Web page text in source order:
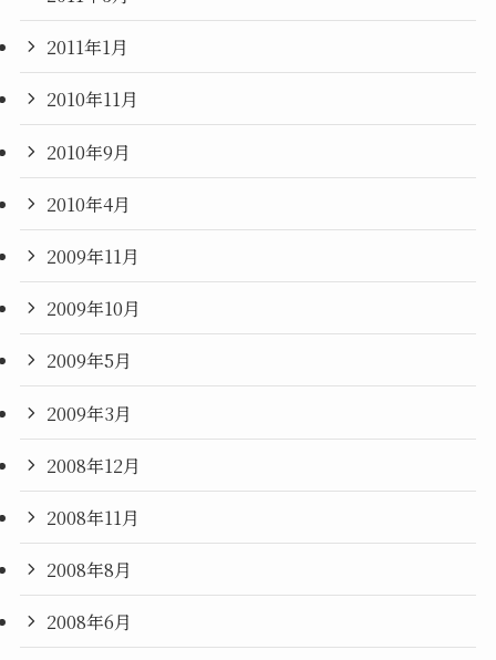
2011年1月
2010年11月
2010年9月
2010年4月
2009年11月
2009年10月
2009年5月
2009年3月
2008年12月
2008年11月
2008年8月
2008年6月